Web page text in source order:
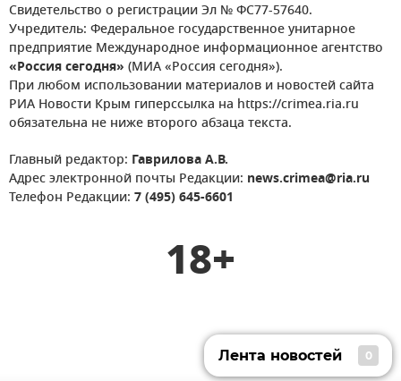
Свидетельство о регистрации Эл № ФС77-57640.
Учредитель: Федеральное государственное унитарное
предприятие Международное информационное агентство
«Россия сегодня» (МИА «Россия сегодня»).
При любом использовании материалов и новостей сайта
РИА Новости Крым гиперссылка на https://crimea.ria.ru
обязательна не ниже второго абзаца текста.
Главный редактор: Гаврилова А.В.
Адрес электронной почты Редакции: news.crimea@ria.ru
Телефон Редакции: 7 (495) 645-6601
18+
Лента новостей 0